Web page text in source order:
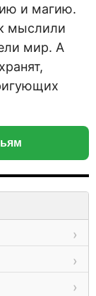
и магию.
мыслили
мир. А